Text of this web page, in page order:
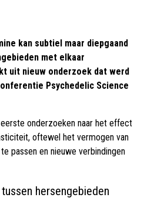
kan subtiel maar diepgaand
met elkaar
uit nieuw onderzoek dat werd
Psychedelic Science
onderzoeken naar het effect
oftewel het vermogen van
passen en nieuwe verbindingen
hersengebieden